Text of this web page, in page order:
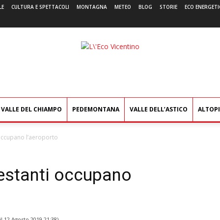
CULTURA E SPETTACOLI MONTAGNA METEO BLOG STORIE ECO
L'Eco
VALLE DEL CHIAMPO PEDEMONTANA VALLE DELL’ASTICO
l’aeroporto
occupano